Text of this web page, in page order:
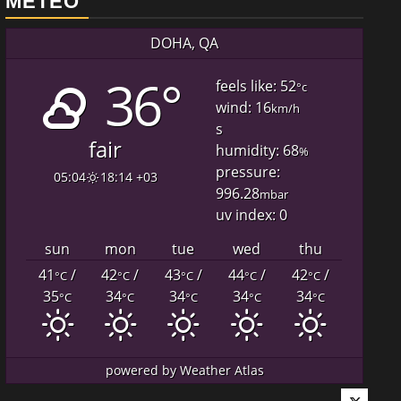
DOHA, QA
36°
fair
05:04 18:14 +03
feels like: 52°c
wind: 16km/h
s
humidity: 68%
pressure:
996.28mbar
uv index: 0
sun
mon tue wed
thu
41°C/
35°C
42°C/
34°C
43°C/
34°C
44°C/
34°C
42°C/
34°C
powered byWeather Atlas